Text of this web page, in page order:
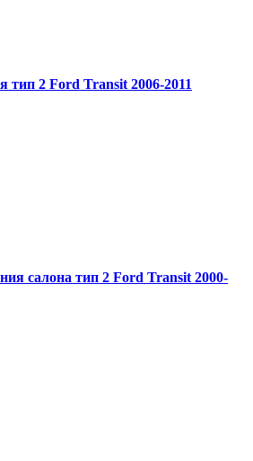
тип 2 Ford Transit 2006-2011
салона тип 2 Ford Transit 2000-